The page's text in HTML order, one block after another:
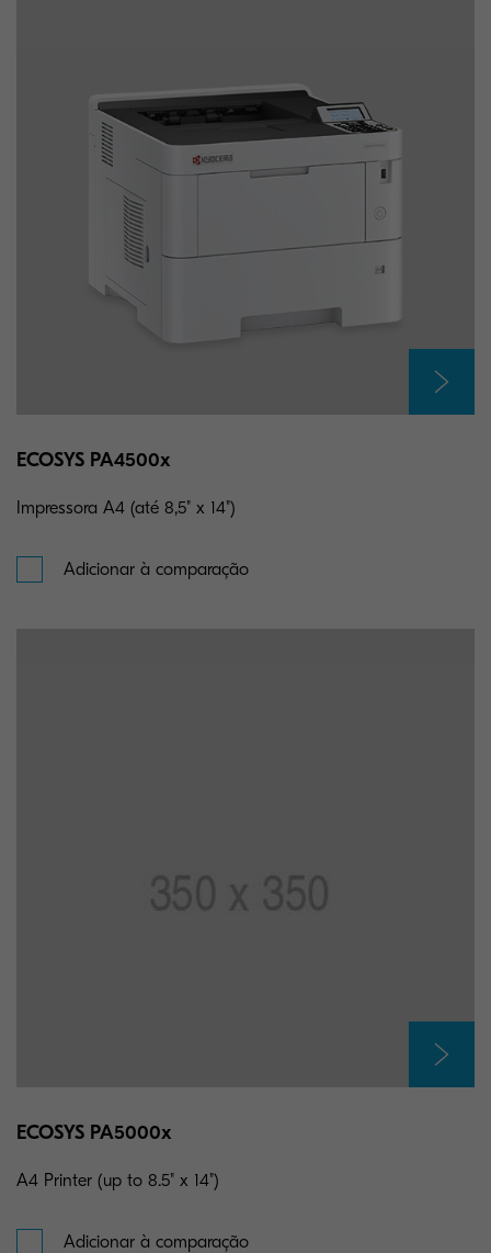
ECOSYS PA4500x
Impressora A4 (até 8,5" x 14")
Adicionar à comparação
ECOSYS PA5000x
A4 Printer (up to 8.5" x 14")
Adicionar à comparação